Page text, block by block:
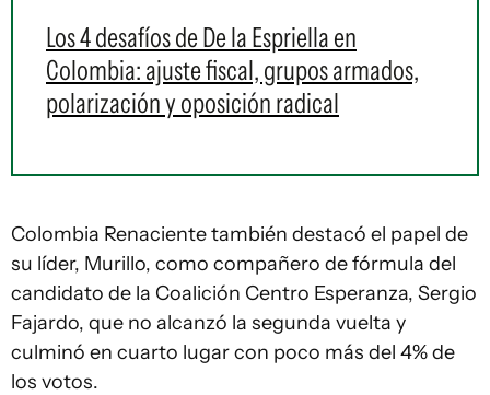
Los 4 desafíos de De la Espriella en
Colombia: ajuste fiscal, grupos armados,
polarización y oposición radical
Colombia Renaciente también destacó el papel de
su líder, Murillo, como compañero de fórmula del
candidato de la Coalición Centro Esperanza, Sergio
Fajardo, que no alcanzó la segunda vuelta y
culminó en cuarto lugar con poco más del 4% de
los votos.